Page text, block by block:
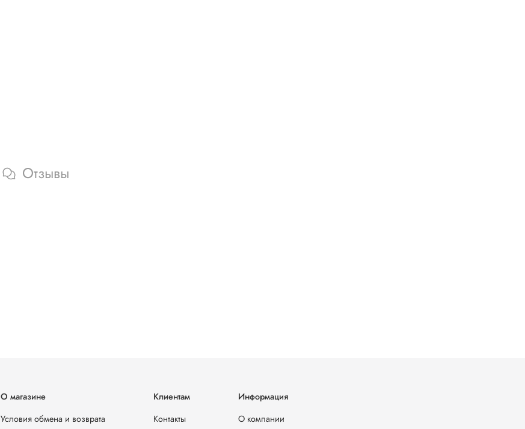
Отзывы
О магазине
Условия обмена и возврата
Клиентам
Контакты
Информация
О компании